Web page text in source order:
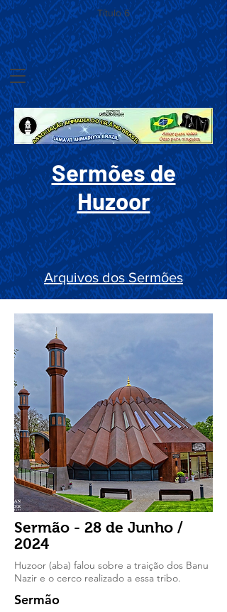
Título 6
Sermões de
Huzoor
Arquivos dos Sermões
Sermão - 28 de Junho /
2024
Huzoor (aba) falou sobre a traição dos Banu
Nazir e o cerco realizado a essa tribo.
Sermão